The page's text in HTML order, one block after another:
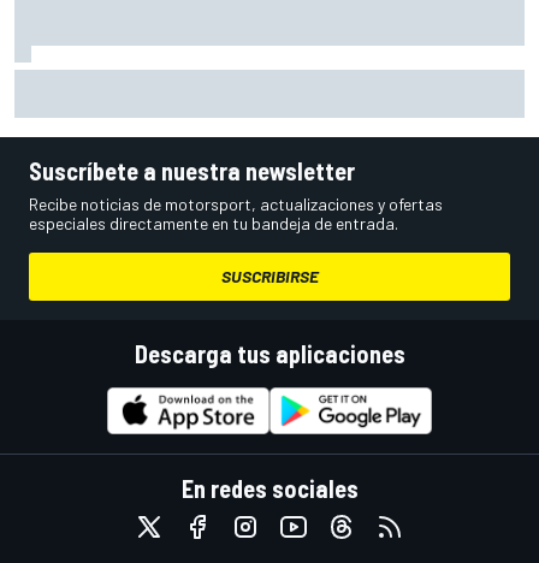
Suscríbete a nuestra newsletter
Recibe noticias de motorsport, actualizaciones y ofertas
especiales directamente en tu bandeja de entrada.
SUSCRIBIRSE
Descarga tus aplicaciones
En redes sociales